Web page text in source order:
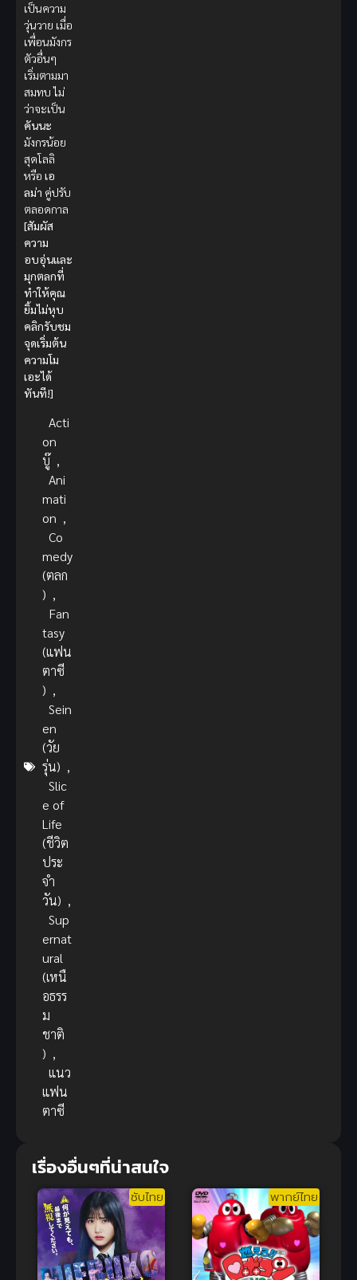
เป็นความ
วุ่นวาย เมื่อ
เพื่อนมังกร
ตัวอื่นๆ
เริ่มตามมา
สมทบ ไม่
ว่าจะเป็น
คันนะ
มังกรน้อย
สุดโลลิ
หรือ เอ
ลม่า คู่ปรับ
ตลอดกาล
[สัมผัส
ความ
อบอุ่นและ
มุกตลกที่
ทำให้คุณ
ยิ้มไม่หุบ
คลิกรับชม
จุดเริ่มต้น
ความโม
เอะได้
ทันที!]
Acti
on
บู๊ ,
Ani
mati
on ,
Co
medy
(ตลก
) ,
Fan
tasy
(แฟน
ตาซี
) ,
Sein
en
(วัย
รุ่น) ,
Slic
e of
Life
(ชีวิต
ประ
จำ
วัน) ,
Sup
ernat
ural
(เหนื
อธรร
ม
ชาติ
) ,
แนว
แฟน
ตาซี
เรื่องอื่นๆที่น่าสนใจ
ซับไทย พากย์ไทย